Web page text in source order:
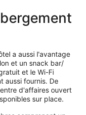
a aussi l'avantage
et un snack bar/
et le Wi-Fi
aussi fournis. De
d'affaires ouvert
sur place.